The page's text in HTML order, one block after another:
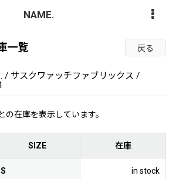
NAME.
一覧 戻る
/ サスクワァッチファブリックス /
の在庫を表示しています。
SIZE 在庫
S in stock